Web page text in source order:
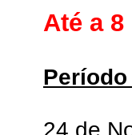
Até a
24 de